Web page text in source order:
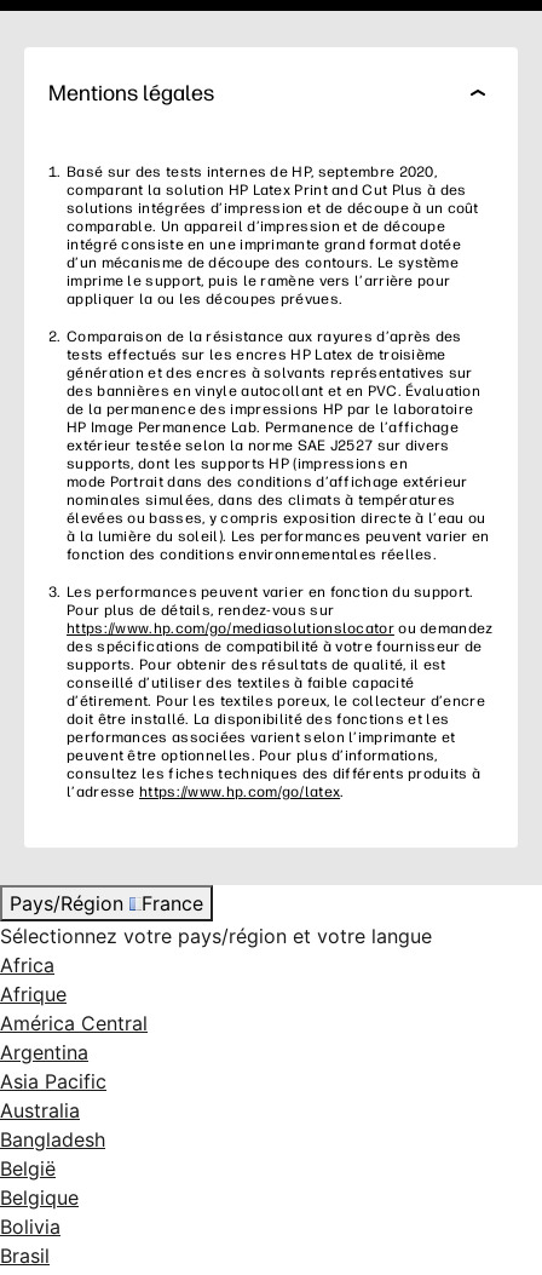
Mentions légales
Basé sur des tests internes de HP, septembre 2020,
comparant la solution HP Latex Print and Cut Plus à des
solutions intégrées d’impression et de découpe à un coût
comparable. Un appareil d’impression et de découpe
intégré consiste en une imprimante grand format dotée
d’un mécanisme de découpe des contours. Le système
imprime le support, puis le ramène vers l’arrière pour
appliquer la ou les découpes prévues.
Comparaison de la résistance aux rayures d’après des
tests effectués sur les encres HP Latex de troisième
génération et des encres à solvants représentatives sur
des bannières en vinyle autocollant et en PVC. Évaluation
de la permanence des impressions HP par le laboratoire
HP Image Permanence Lab. Permanence de l’affichage
extérieur testée selon la norme SAE J2527 sur divers
supports, dont les supports HP (impressions en
mode Portrait dans des conditions d’affichage extérieur
nominales simulées, dans des climats à températures
élevées ou basses, y compris exposition directe à l’eau ou
à la lumière du soleil). Les performances peuvent varier en
fonction des conditions environnementales réelles.
Les performances peuvent varier en fonction du support.
Pour plus de détails, rendez-vous sur
https://www.hp.com/go/mediasolutionslocatorou demandez
des spécifications de compatibilité à votre fournisseur de
supports. Pour obtenir des résultats de qualité, il est
conseillé d’utiliser des textiles à faible capacité
d’étirement. Pour les textiles poreux, le collecteur d’encre
doit être installé. La disponibilité des fonctions et les
performances associées varient selon l’imprimante et
peuvent être optionnelles. Pour plus d’informations,
consultez les fiches techniques des différents produits à
l’adresse https://www.hp.com/go/latex.
Pays/Région
France
Sélectionnez votre pays/région et votre langue
Africa
Afrique
América Central
Argentina
Asia Pacific
Australia
Bangladesh
België
Belgique
Bolivia
Brasil